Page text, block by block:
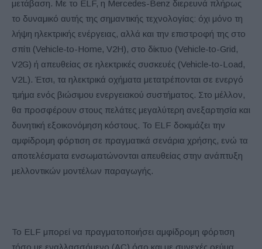
μετάβαση. Με το ELF, η Mercedes-Benz διερευνά πλήρως
το δυναμικό αυτής της σημαντικής τεχνολογίας: όχι μόνο τη
λήψη ηλεκτρικής ενέργειας, αλλά και την επιστροφή της στο
σπίτι (Vehicle-to-Home, V2H), στο δίκτυο (Vehicle-to-Grid,
V2G) ή απευθείας σε ηλεκτρικές συσκευές (Vehicle-to-Load,
V2L). Έτσι, τα ηλεκτρικά οχήματα μετατρέπονται σε ενεργό
τμήμα ενός βιώσιμου ενεργειακού συστήματος. Στο μέλλον,
θα προσφέρουν στους πελάτες μεγαλύτερη ανεξαρτησία και
δυνητική εξοικονόμηση κόστους. Το ELF δοκιμάζει την
αμφίδρομη φόρτιση σε πραγματικά σενάρια χρήσης, ενώ τα
αποτελέσματα ενσωματώνονται απευθείας στην ανάπτυξη
μελλοντικών μοντέλων παραγωγής.
Το ELF μπορεί να πραγματοποιήσει αμφίδρομη φόρτιση
τόσο με εναλλασσόμενο (AC) όσο και με συνεχές ρεύμα